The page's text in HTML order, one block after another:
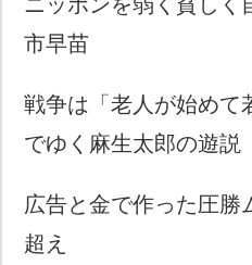
市早苗
戦争は「老人が始めて
でゆく麻生太郎の遊説
広告と金で作った圧勝
超え